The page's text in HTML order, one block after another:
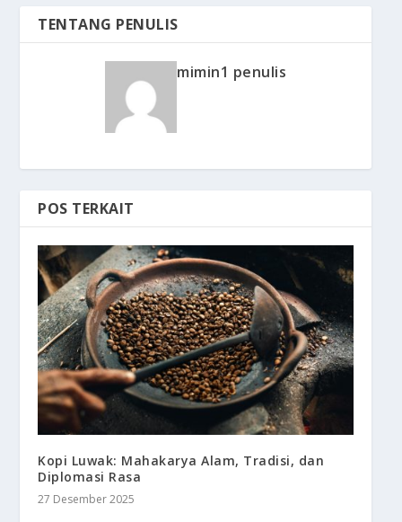
TENTANG PENULIS
mimin1 penulis
POS TERKAIT
Kopi Luwak: Mahakarya Alam, Tradisi, dan
Diplomasi Rasa
27 Desember 2025